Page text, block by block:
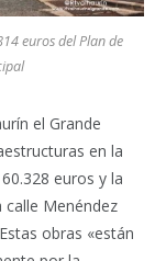
euros del Plan de
el Grande
en la
euros y la
Menéndez
obras «están